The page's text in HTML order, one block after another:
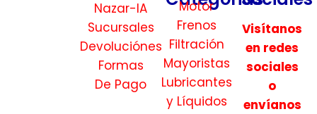
Nazar-IA
Sucursales
Devoluciónes
Formas
De Pago
Motor
Frenos
Filtración
Mayoristas
Lubricantes
y Líquidos
Visítanos
en redes
sociales
o
envíanos